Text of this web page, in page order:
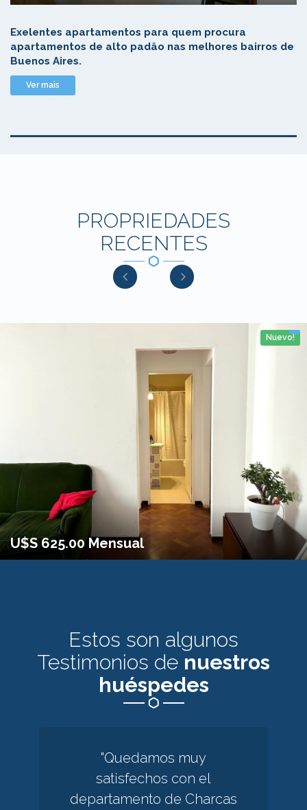
Exelentes apartamentos para quem procura
apartamentos de alto padâo nas melhores bairros de
Buenos Aires.
Ver mais
PROPRIEDADES
RECENTES
1 Habitaciones No
Nuevo!
U$S 625.00 Mensual
Estos son algunos
Testimonios de nuestros
huéspedes
"Quedamos muy
satisfechos con el
departamento de Charcas